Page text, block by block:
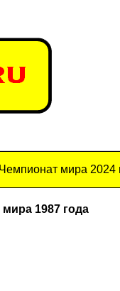
Чемпионат мира 2024
1987 года